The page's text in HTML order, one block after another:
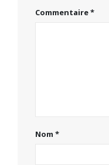
Commentaire*
Nom *